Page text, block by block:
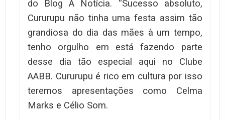
do Blog A Notícia. “Sucesso absoluto,
Cururupu não tinha uma festa assim tão
grandiosa do dia das mães à um tempo,
tenho orgulho em está fazendo parte
desse dia tão especial aqui no Clube
AABB. Cururupu é rico em cultura por isso
teremos apresentações como Celma
Marks e Célio Som.